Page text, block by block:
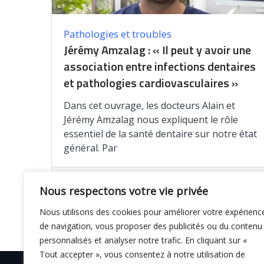
Nous respectons votre vie privée
Nous utilisons des cookies pour améliorer votre
de navigation, vous proposer des publicités ou du contenu
personnalisés et analyser notre trafic. En cliquant sur «
Tout accepter », vous consentez à notre utilisation de
Pathologies et troubles
Jérémy Amzalag : « Il peut y avoir une
association entre infections dentaires
et pathologies cardiovasculaires »
Dans cet ouvrage, les docteurs Alain et
Jérémy Amzalag nous expliquent le rôle
essentiel de la santé dentaire sur notre état
général. Par
Enregistrer